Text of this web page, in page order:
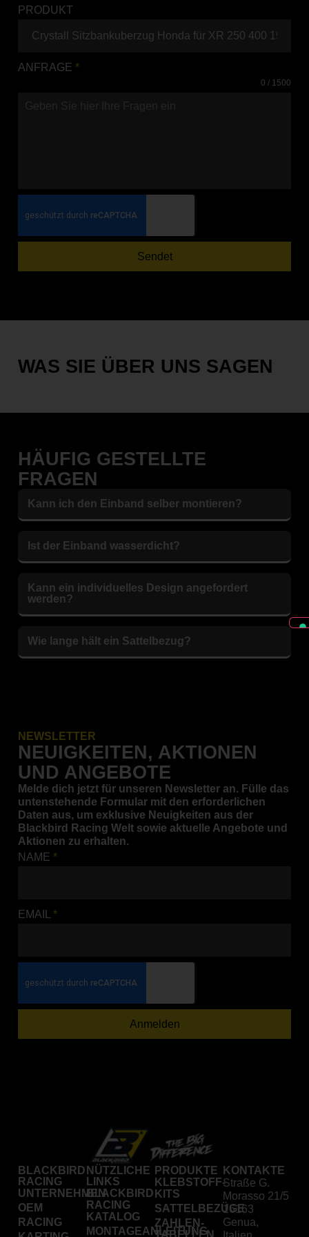
PRODUKT
ANFRAGE*
0 / 1500
Sendet
WAS SIE ÜBER UNS SAGEN
HÄUFIG GESTELLTE
FRAGEN
Kann ich den Einband selber montieren?
Ist der Einband wasserdicht?
Kann ein individuelles Design angefordert
werden?
Wie lange hält ein Sattelbezug?
NEWSLETTER
NEUIGKEITEN, AKTIONEN
UND ANGEBOTE
Melde dich jetzt für unseren Newsletter an. Fülle das
untenstehende Formular mit den erforderlichen
Daten aus, um exklusive Neuigkeiten aus der
Blackbird Racing Welt sowie aktuelle Angebote und
Aktionen zu erhalten.
NAME*
EMAIL*
Anmelden
BLACKBIRD
RACING
UNTERNEHMEN
OEM
RACING
NÜTZLICHE
LINKS
BLACKBIRD
RACING
KATALOG
MONTAGEANLEITUNG
PRODUKTE
KLEBSTOFF-
KITS
SATTELBEZÜGE
ZAHLEN-
TABELLEN
KONTAKTE
Straße G.
Morasso 21/5
16163
Genua,